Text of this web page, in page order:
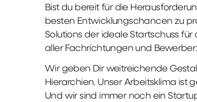
Bist du bereit für die
besten Entwicklungschancen zu
Solutions der ideale Startschuss
aller Fachrichtungen und
Wir geben Dir weitreichende
Hierarchien. Unser Arbeitsklima ist
Und wir sind immer noch ein